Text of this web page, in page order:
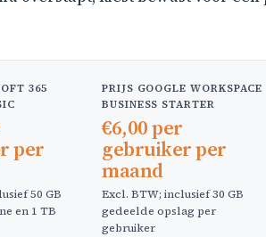
365
per
50 GB
en 1 TB
PRIJS GOOGLE WORKSPACE
BUSINESS STARTER
€6,00 per
gebruiker per
maand
Excl. BTW; inclusief 30 GB
gedeelde opslag per
gebruiker